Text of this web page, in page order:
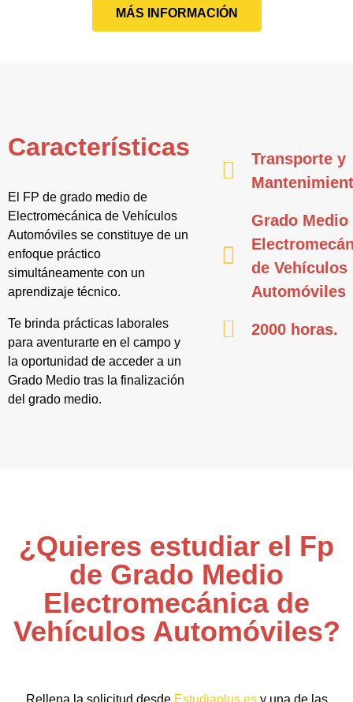
MÁS INFORMACIÓN
Características
El FP de grado medio de
Electromecánica de Vehículos
Automóviles se constituye de un
enfoque práctico
simultáneamente con un
aprendizaje técnico.
Te brinda prácticas laborales
para aventurarte en el campo y
la oportunidad de acceder a un
Grado Medio tras la finalización
del grado medio.
Transporte y
Grado Medio
de Vehículos
Automóviles
2000 horas.
¿Quieres estudiar el Fp
de Grado Medio
Electromecánica de
Vehículos Automóviles?
Rellena la solicitud desde Estudiaplus.esy una de las